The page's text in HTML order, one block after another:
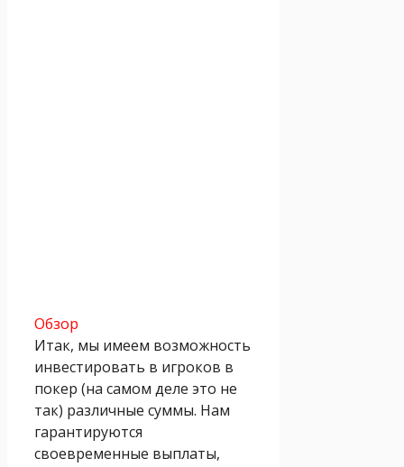
Обзор
Итак, мы имеем возможность
инвестировать в игроков в
покер (на самом деле это не
так) различные суммы. Нам
гарантируются
своевременные выплаты,